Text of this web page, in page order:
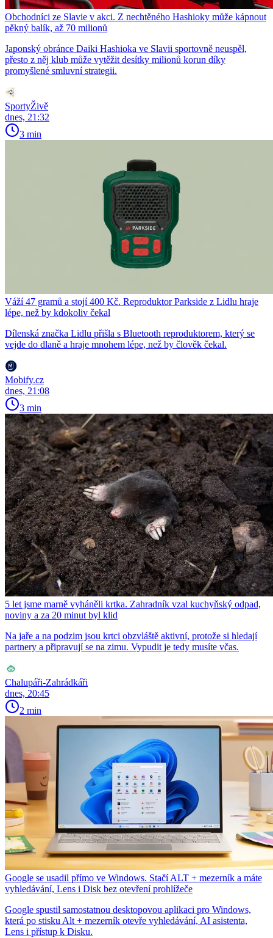
Obchodníci ze Slavie v akci. Z nechtěného Hashioky může kápnout
pěkný balík, až 70 milionů
Japonský obránce Daiki Hashioka ve Slavii sportovně neuspěl,
přesto z něj klub může vytěžit desítky milionů korun díky
promyšlené smluvní strategii.
SportyŽivě
dnes, 21:32
3 min
Váží 47 gramů a stojí 400 Kč. Reproduktor Parkside z Lidlu hraje
lépe, než by kdokoliv čekal
Dílenská značka Lidlu přišla s Bluetooth reproduktorem, který se
vejde do dlaně a hraje mnohem lépe, než by člověk čekal.
Mobify.cz
dnes, 21:08
3 min
5 let jsme marně vyháněli krtka. Zahradník vzal kuchyňský odpad,
noviny a za 20 minut byl klid
Na jaře a na podzim jsou krtci obzvláště aktivní, protože si hledají
partnery a připravují se na zimu. Vypudit je tedy musíte včas.
Chalupáři-Zahrádkáři
dnes, 20:45
2 min
Google se usadil přímo ve Windows. Stačí ALT + mezerník a máte
vyhledávání, Lens i Disk bez otevření prohlížeče
Google spustil samostatnou desktopovou aplikaci pro Windows,
která po stisku Alt + mezerník otevře vyhledávání, AI asistenta,
Lens i přístup k Disku.